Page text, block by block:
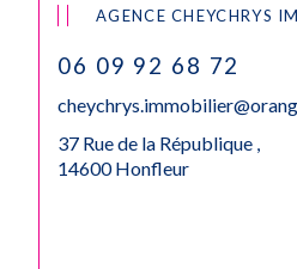
AGENCE CHEYCHRYS
06 09 92 68 72
37 Rue de la République ,
14600 Honfleur